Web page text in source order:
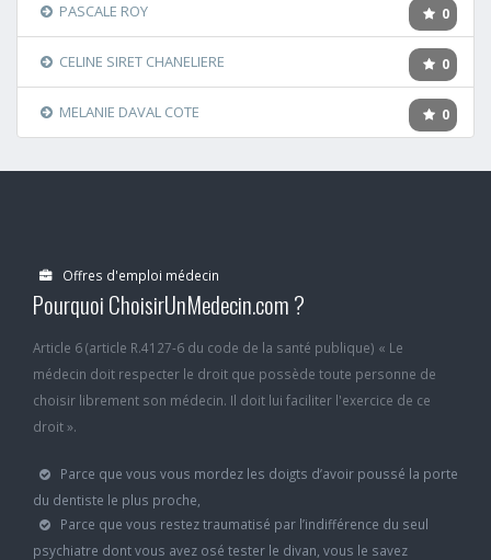
0
PASCALE ROY
0
CELINE SIRET CHANELIERE
0
MELANIE DAVAL COTE
Offres d'emploi médecin
Pourquoi ChoisirUnMedecin.com ?
Article 6 (article R.4127-6 du code de la santé publique) « Le
médecin doit respecter le droit que possède toute personne de
choisir librement son médecin. Il doit lui faciliter l'exercice de ce
droit ».
Parce que vous vous mordez les doigts d’avoir poussé la porte
du dentiste le plus proche,
Parce que vous restez traumatisé par l’indifférence du seul
psychiatre dont vous avez osé tester le divan, vous le savez